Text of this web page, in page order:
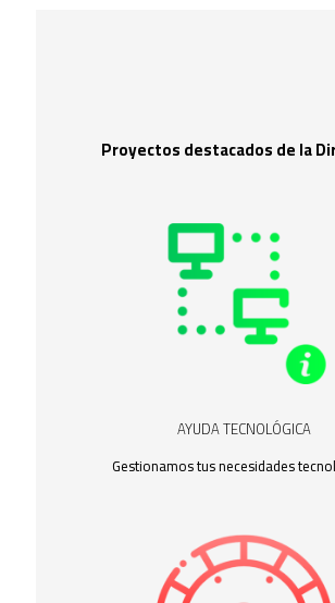
Proyectos destacados de la
AYUDA TECNOLÓGICA
Gestionamos tus necesidades